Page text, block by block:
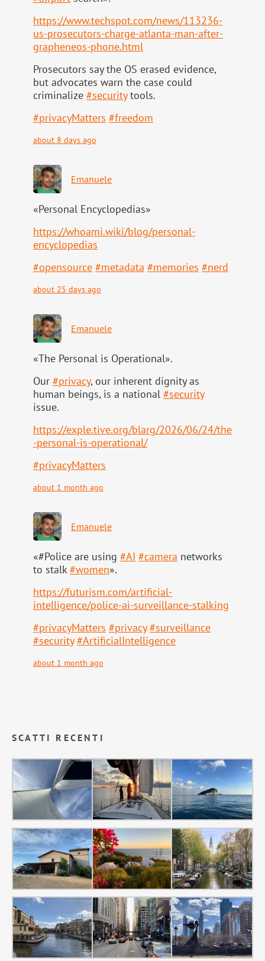
https://www.techspot.com/news/113236-
us-prosecutors-charge-atlanta-man-after-
grapheneos-phone.html
Prosecutors say the OS erased evidence,
but advocates warn the case could
criminalize #securitytools.
#privacyMatters #freedom
about 8 days ago
Emanuele
«Personal Encyclopedias»
https://whoami.wiki/blog/personal-
encyclopedias
#opensource #metadata #memories #nerd
about 25 days ago
Emanuele
«The Personal is Operational».
Our #privacy, our inherent dignity as
human beings, is a national #security
issue.
https://exple.tive.org/blarg/2026/06/24/the
-personal-is-operational/
#privacyMatters
about 1 month ago
Emanuele
«#Police are using #AI #camera networks
to stalk#women».
https://futurism.com/artificial-
intelligence/police-ai-surveillance-stalking
#privacyMatters #privacy #surveillance
#security #ArtificialIntelligence
about 1 month ago
SCATTI RECENTI